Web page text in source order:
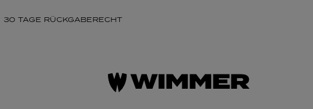
30 TAGE RÜCKGABERECHT